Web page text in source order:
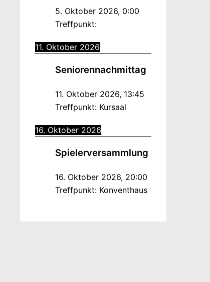
5. Oktober 2026, 0:00
Treffpunkt:
11. Oktober 2026
Seniorennachmittag
11. Oktober 2026, 13:45
Treffpunkt: Kursaal
16. Oktober 2026
Spielerversammlung
16. Oktober 2026, 20:00
Treffpunkt: Konventhaus